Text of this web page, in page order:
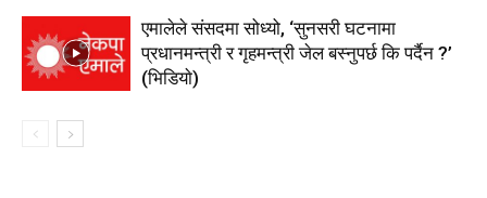
एमालेले संसदमा सोध्यो, ‘सुनसरी घटनामा
प्रधानमन्त्री र गृहमन्त्री जेल बस्नुपर्छ कि पर्दैन ?’
(भिडियाे)